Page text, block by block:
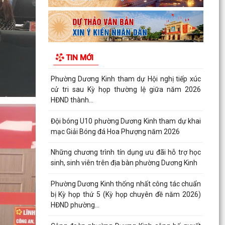
TIN MỚI
hoạch thu hồi đất thực hiện Dự án khu tái định
cư 2,7...
PHƯỜNG DƯƠNG KINH DUY TRÌ HIỆU QUẢ MÔ
5 HẰNG TUẦN”
Phường Dương Kinh tham dự Hội nghị tiếp xúc
cử tri sau Kỳ họp thường lệ giữa năm 2026
HĐND thành...
Đội bóng U10 phường Dương Kinh tham dự khai
mạc Giải Bóng đá Hoa Phượng năm 2026
Những chương trình tín dụng ưu đãi hỗ trợ học
sinh, sinh viên trên địa bàn phường Dương Kinh
Phường Dương Kinh thống nhất công tác chuẩn
bị Kỳ họp thứ 5 (Kỳ họp chuyên đề năm 2026)
HĐND phường...